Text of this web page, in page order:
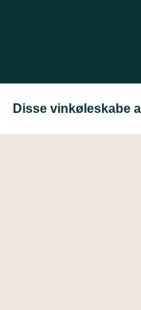
Disse vinkøleskabe